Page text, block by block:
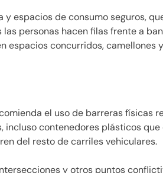
y espacios de consumo seguros,
personas hacen filas frente a
espacios concurridos, camellones
el uso de barreras físicas
incluso contenedores plásticos
del resto de carriles vehiculares.
y otros puntos